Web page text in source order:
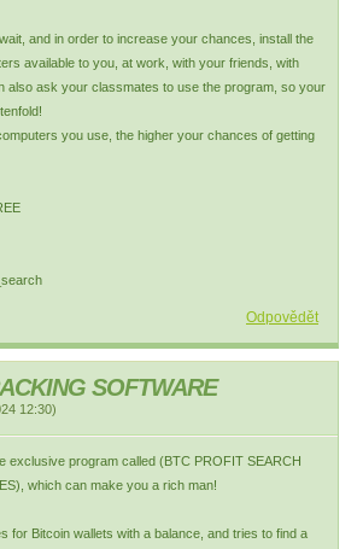
and in order to increase your chances, install the
available to you, at work, with your friends, with
also ask your classmates to use the program, so your
you use, the higher your chances of getting
Odpovědět
SOFTWARE
12:30)
exclusive program called (BTC PROFIT SEARCH
which can make you a rich man!
for Bitcoin wallets with a balance, and tries to find a